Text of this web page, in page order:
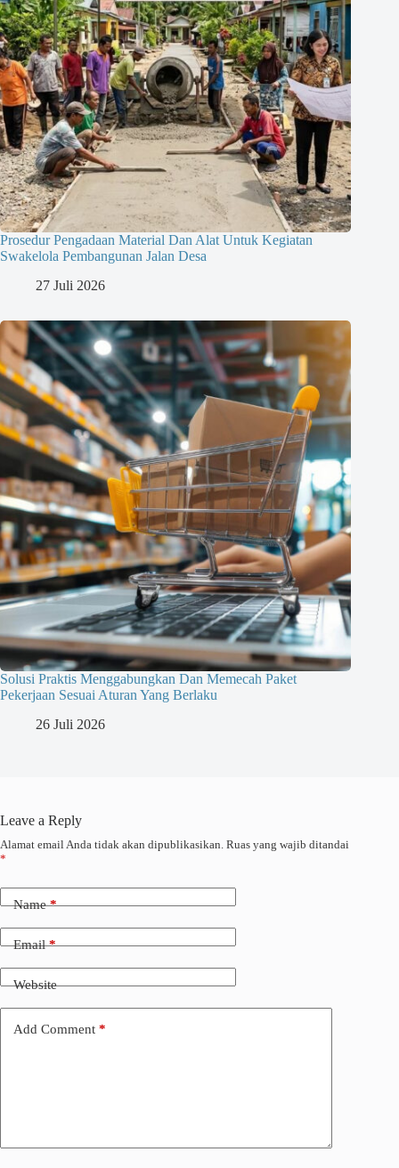
Prosedur Pengadaan Material Dan Alat Untuk Kegiatan
Swakelola Pembangunan Jalan Desa
27 Juli 2026
Solusi Praktis Menggabungkan Dan Memecah Paket
Pekerjaan Sesuai Aturan Yang Berlaku
26 Juli 2026
Leave a Reply
Alamat email Anda tidak akan dipublikasikan. Ruas yang wajib ditandai
*
Name*
Email*
Website
Add Comment *